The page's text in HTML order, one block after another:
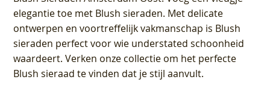
elegantie toe met Blush sieraden. Met delicate
ontwerpen en voortreffelijk vakmanschap is Blush
sieraden perfect voor wie understated schoonheid
waardeert. Verken onze collectie om het perfecte
Blush sieraad te vinden dat je stijl aanvult.